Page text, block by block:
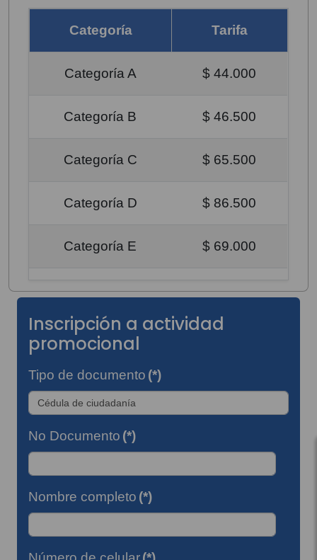
Categoría Tarifa
Categoría A $ 44.000
Categoría B $ 46.500
Categoría C $ 65.500
Categoría D $ 86.500
Categoría E $ 69.000
Inscripción a actividad
promocional
Tipo de documento (*)
No Documento (*)
Nombre completo (*)